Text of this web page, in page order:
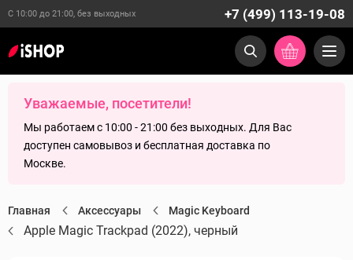
С 10:00 до 21:00, без выходных +7 (499) 113-19-08
Уважаемые, посетители!
Мы работаем с 10:00 - 21:00 без выходных. Для Вас
доступен самовывоз и бесплатная доставка по
Москве.
Главная Аксессуары Magic Keyboard
Apple Magic Trackpad (2022), черный